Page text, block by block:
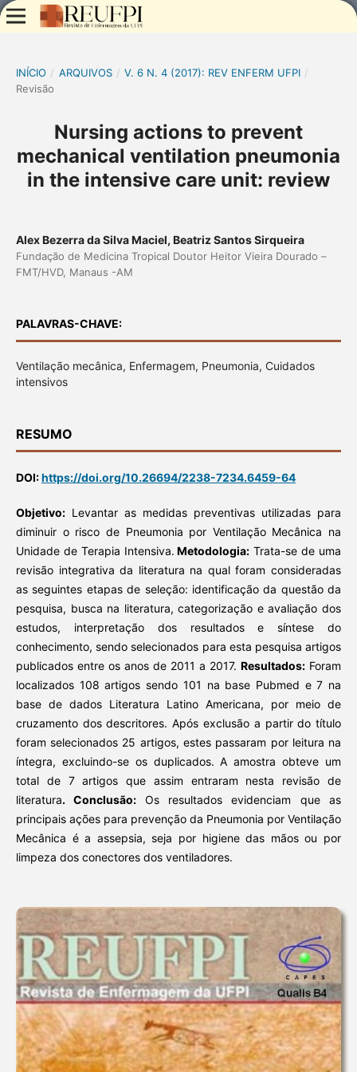
INÍCIO / ARQUIVOS / V. 6 N. 4 (2017): REV ENFERM UFPI /
Revisão
Nursing actions to prevent
mechanical ventilation pneumonia
in the intensive care unit: review
Alex Bezerra da Silva Maciel, Beatriz Santos Sirqueira
Fundação de Medicina Tropical Doutor Heitor Vieira Dourado –
FMT/HVD, Manaus -AM
PALAVRAS-CHAVE:
Ventilação mecânica, Enfermagem, Pneumonia, Cuidados
intensivos
RESUMO
DOI:https://doi.org/10.26694/2238-7234.6459-64
Objetivo:Levantar as medidas preventivas utilizadas para
diminuir o risco de Pneumonia por Ventilação Mecânica na
Unidade de Terapia Intensiva. Metodologia: Trata-se de uma
revisão integrativa da literatura na qual foram consideradas
as seguintes etapas de seleção: identificação da questão da
pesquisa, busca na literatura, categorização e avaliação dos
estudos, interpretação dos resultados e síntese do
conhecimento, sendo selecionados para esta pesquisa artigos
publicados entre os anos de 2011 a 2017.Resultados: Foram
localizados 108 artigos sendo 101 na base Pubmed e 7 na
base de dados Literatura Latino Americana, por meio de
cruzamento dos descritores. Após exclusão a partir do título
foram selecionados 25 artigos, estes passaram por leitura na
íntegra, excluindo-se os duplicados. A amostra obteve um
total de 7 artigos que assim entraram nesta revisão de
literatura. Conclusão: Os resultados evidenciam que as
principais ações para prevenção da Pneumonia por Ventilação
Mecânica é a assepsia, seja por higiene das mãos ou por
limpeza dos conectores dos ventiladores.